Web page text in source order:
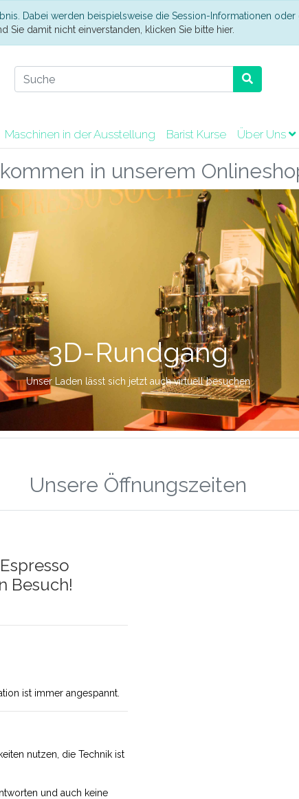
Dabei werden beispielsweise die Session-Informationen
Sie damit nicht einverstanden, klicken Sie bitte hier.
Maschinen in der Ausstellung Barist Kurse Über Uns
in unserem
Unsere Öffnungszeiten
Besuch!
ist immer angespannt.
nutzen, die Technik ist
und auch keine